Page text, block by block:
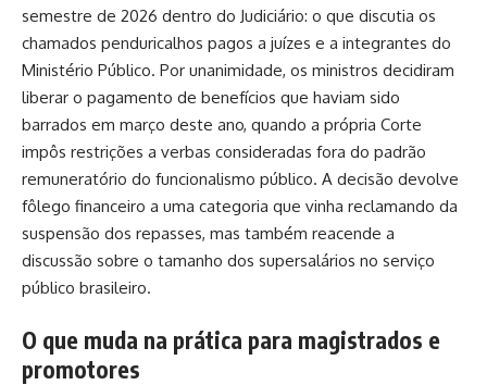
semestre de 2026 dentro do Judiciário: o que discutia os
chamados penduricalhos pagos a juízes e a integrantes do
Ministério Público. Por unanimidade, os ministros decidiram
liberar o pagamento de benefícios que haviam sido
barrados em março deste ano, quando a própria Corte
impôs restrições a verbas consideradas fora do padrão
remuneratório do funcionalismo público. A decisão devolve
fôlego financeiro a uma categoria que vinha reclamando da
suspensão dos repasses, mas também reacende a
discussão sobre o tamanho dos supersalários no serviço
público brasileiro.
O que muda na prática para magistrados e
promotores